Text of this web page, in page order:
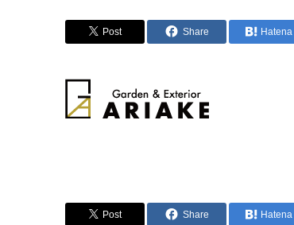
Post Share Hatena
Post Share Hatena